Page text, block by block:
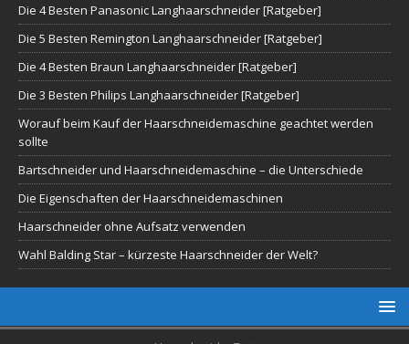
Die 4 Besten Panasonic Langhaarschneider [Ratgeber]
Die 5 Besten Remington Langhaarschneider [Ratgeber]
Die 4 Besten Braun Langhaarschneider [Ratgeber]
Die 3 Besten Philips Langhaarschneider [Ratgeber]
Worauf beim Kauf der Haarschneidemaschine geachtet werden
sollte
Bartschneider und Haarschneidemaschine – die Unterschiede
Die Eigenschaften der Haarschneidemaschinen
Haarschneider ohne Aufsatz verwenden
Wahl Balding Star – kürzeste Haarschneider der Welt?